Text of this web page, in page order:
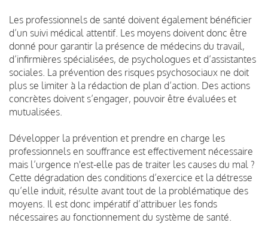
Les professionnels de santé doivent également bénéficier
d’un suivi médical attentif. Les moyens doivent donc être
donné pour garantir la présence de médecins du travail,
d’infirmières spécialisées, de psychologues et d’assistantes
sociales. La prévention des risques psychosociaux ne doit
plus se limiter à la rédaction de plan d’action. Des actions
concrètes doivent s’engager, pouvoir être évaluées et
mutualisées.
Développer la prévention et prendre en charge les
professionnels en souffrance est effectivement nécessaire
mais l’urgence n'est-elle pas de traiter les causes du mal ?
Cette dégradation des conditions d’exercice et la détresse
qu’elle induit, résulte avant tout de la problématique des
moyens. Il est donc impératif d’attribuer les fonds
nécessaires au fonctionnement du système de santé.